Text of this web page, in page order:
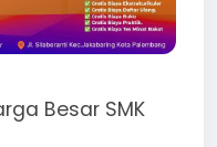
Besar SMK